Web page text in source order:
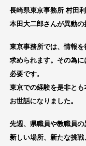
長崎県東京事務所 村田
本田大二郎さんが異動の
東京事務所では、情報
求められます。その為
必要です。
東京での経験を是非とも
お世話になりました。
先週、県職員や教職員の
新しい場所、新たな挑戦